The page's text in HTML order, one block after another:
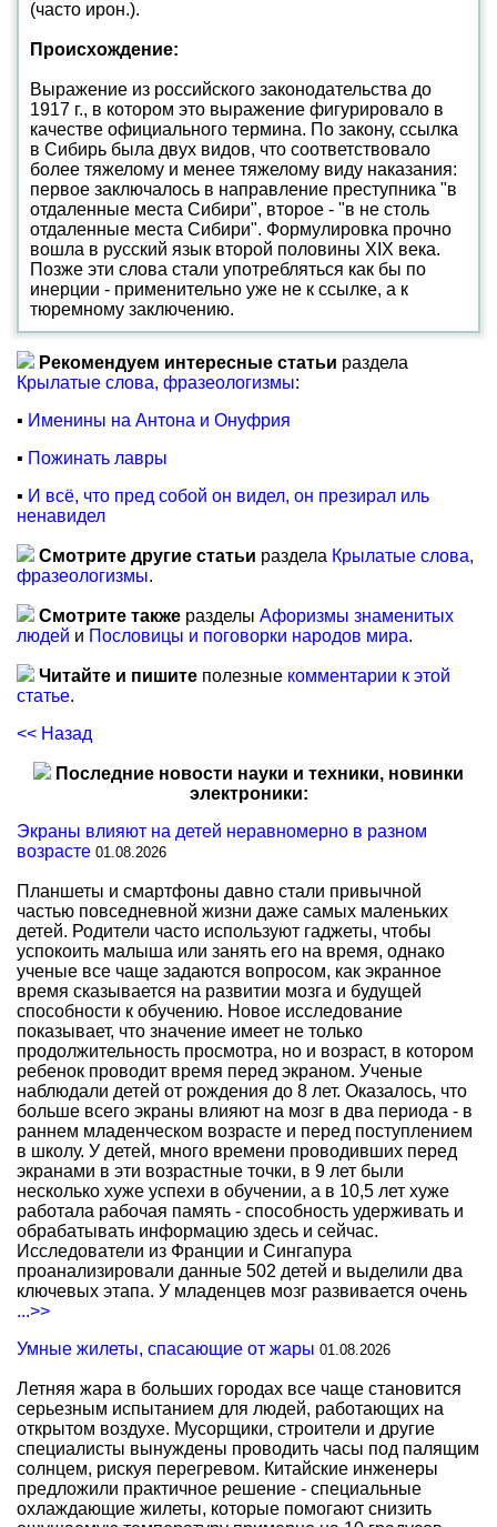
(часто ирон.).
Происхождение:
Выражение из российского законодательства до
1917 г., в котором это выражение фигурировало в
качестве официального термина. По закону, ссылка
в Сибирь была двух видов, что соответствовало
более тяжелому и менее тяжелому виду наказания:
первое заключалось в направление преступника "в
отдаленные места Сибири", второе - "в не столь
отдаленные места Сибири". Формулировка прочно
вошла в русский язык второй половины XIX века.
Позже эти слова стали употребляться как бы по
инерции - применительно уже не к ссылке, а к
тюремному заключению.
Рекомендуем интересные статьи раздела
Крылатые слова, фразеологизмы:
▪ Именины на Антона и Онуфрия
▪ Пожинать лавры
▪ И всё, что пред собой он видел, он презирал иль
ненавидел
Смотрите другие статьи раздела Крылатые слова,
фразеологизмы.
Смотрите также разделы Афоризмы знаменитых
людей и Пословицы и поговорки народов мира.
Читайте и пишите полезные комментарии к этой
статье.
<< Назад
Последние новости науки и техники, новинки
электроники:
Экраны влияют на детей неравномерно в разном
возрасте 01.08.2026
Планшеты и смартфоны давно стали привычной
частью повседневной жизни даже самых маленьких
детей. Родители часто используют гаджеты, чтобы
успокоить малыша или занять его на время, однако
ученые все чаще задаются вопросом, как экранное
время сказывается на развитии мозга и будущей
способности к обучению. Новое исследование
показывает, что значение имеет не только
продолжительность просмотра, но и возраст, в котором
ребенок проводит время перед экраном. Ученые
наблюдали детей от рождения до 8 лет. Оказалось, что
больше всего экраны влияют на мозг в два периода - в
раннем младенческом возрасте и перед поступлением
в школу. У детей, много времени проводивших перед
экранами в эти возрастные точки, в 9 лет были
несколько хуже успехи в обучении, а в 10,5 лет хуже
работала рабочая память - способность удерживать и
обрабатывать информацию здесь и сейчас.
Исследователи из Франции и Сингапура
проанализировали данные 502 детей и выделили два
ключевых этапа. У младенцев мозг развивается очень
...>>
Умные жилеты, спасающие от жары 01.08.2026
Летняя жара в больших городах все чаще становится
серьезным испытанием для людей, работающих на
открытом воздухе. Мусорщики, строители и другие
специалисты вынуждены проводить часы под палящим
солнцем, рискуя перегревом. Китайские инженеры
предложили практичное решение - специальные
охлаждающие жилеты, которые помогают снизить